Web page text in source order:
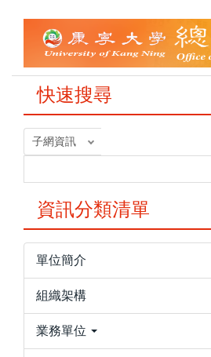
快速搜尋
資訊分類清單
單位簡介
組織架構
業務單位